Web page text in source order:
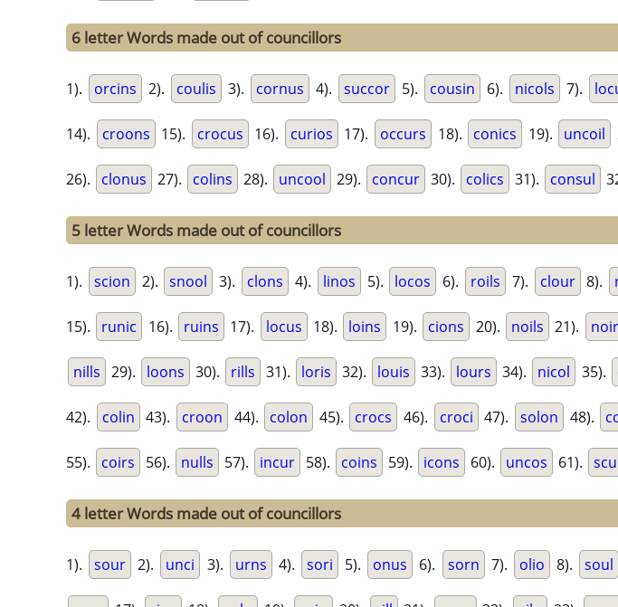
6 letter Words made out of councillors
1). orcins 2). coulis 3). cornus 4). succor 5). cousin 6). nicols 7).
14). croons 15). crocus 16). curios 17). occurs 18). conics 19). uncoil
26). clonus 27). colins 28). uncool 29). concur 30). colics 31). consul
5 letter Words made out of councillors
1). scion 2). snool 3). clons 4). linos 5). locos 6). roils 7). clour 8).
15). runic 16). ruins 17). locus 18). loins 19). cions 20). noils 21).
nills 29). loons 30). rills 31). loris 32). louis 33). lours 34). nicol 35).
42). colin 43). croon 44). colon 45). crocs 46). croci 47). solon 48).
55). coirs 56). nulls 57). incur 58). coins 59). icons 60). uncos 61).
4 letter Words made out of councillors
1). sour 2). unci 3). urns 4). sori 5). onus 6). sorn 7). olio 8). soul